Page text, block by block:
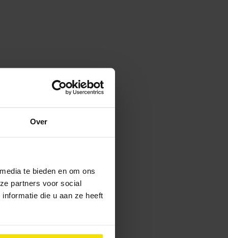
Over
te bieden en om ons
partners voor social
die u aan ze heeft